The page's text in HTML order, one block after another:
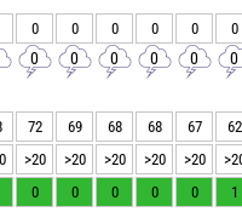
0 0 0 0 0 0
0 0 0 0 0 0
72 69 68 68 67
62
>20 >20 >20 >20 >20
0 0 0 0 0 1